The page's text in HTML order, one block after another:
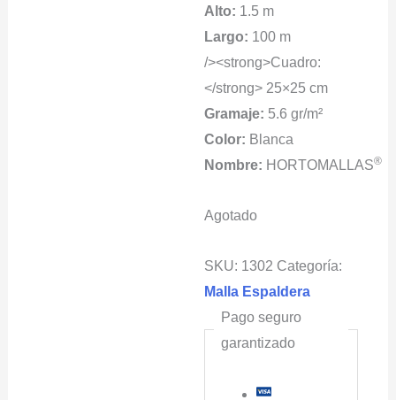
Alto: 1.5 m
Largo: 100 m
/><strong>Cuadro:
</strong> 25×25 cm
Gramaje: 5.6 gr/m²
Color: Blanca
Nombre: HORTOMALLAS®
Agotado
SKU: 1302 Categoría:
Malla Espaldera
Pago seguro
garantizado